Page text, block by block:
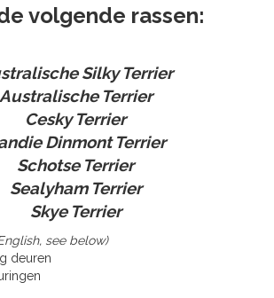
volgende rassen:
Silky Terrier
Australische Terrier
Cesky Terrier
Dinmont Terrier
Schotse Terrier
Sealyham Terrier
Skye Terrier
see below)
deuren